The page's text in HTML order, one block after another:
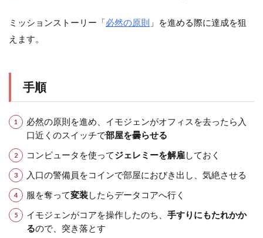
ミッションストーリー「必然の原則 」を進める際に達成を狙
えます。
手順
必然の原則を進め、イモジェンがオフィスを去ったら入
口近くのスイッチで部屋を曇らせる
コンピュータを使ってジェレミーを解雇しておく
入口の警備員をコインで部屋におびき出し、気絶させる
服を奪って変装したらデータコアへ行く
イモジェンがコアを操作したのち、 手すりにもたれかか
るので、突き落とす